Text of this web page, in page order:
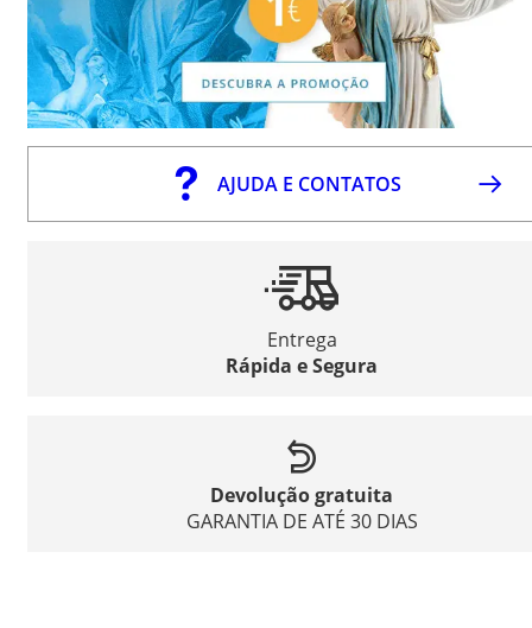
AJUDA E CONTATOS
Entrega
Rápida e Segura
Devolução gratuita
GARANTIA DE ATÉ 30 DIAS